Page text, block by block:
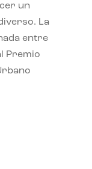
un
La
entre
Premio